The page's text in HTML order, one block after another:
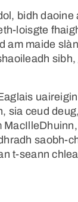
bidh
loisgte
am maide
sia ceud
saobh-
t-seann